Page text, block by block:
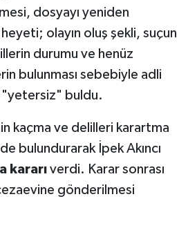
dosyayı yeniden
olayın oluş şekli, suçun
durumu ve henüz
bulunması sebebiyle adli
"yetersiz" buldu.
kaçma ve delilleri karartma
bulundurarak İpek Akıncı
kararıverdi. Karar sonrası
cezaevine gönderilmesi